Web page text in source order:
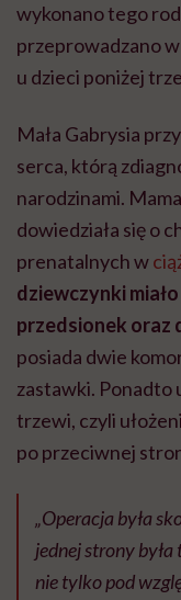
wykonano tego
przeprowadzano
u dzieci poniżej
Mała Gabrysia
serca, którą
narodzinami.
dowiedziała się o
prenatalnych w
dziewczynki
przedsionek oraz
posiada dwie
zastawki. Ponadto
trzewi, czyli
po przeciwnej
„Operacja była
jednej strony
nie tylko pod